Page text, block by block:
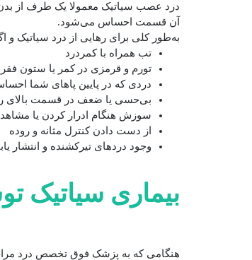
درد عصب سیاتیک معمولا یک طرف از بدن
آن قسمت احساس می‌شود.
به‌طور کلی برای رهایی از درد سیاتیک و
تب همراه با کمردرد
تورم و قرمزی در کمر یا ستون
دردی که در پایین پاهای شما
بی‌حسی یا ضعف در قسمت بالای
سوزش هنگام ادرار کردن یا
از دست دادن کنترل مثانه و روده
وجود دردهای تیرکشنده و انتشار
بیماری
هنگامی که به پزشک فوق تخصص درد